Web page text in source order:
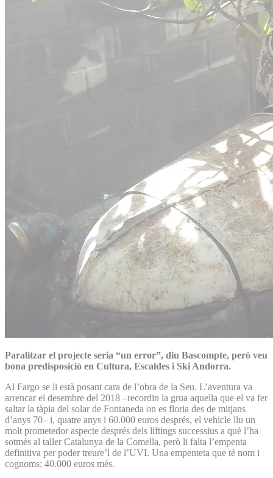
Paralitzar el projecte seria “un error”, diu Bascompte, però veu
bona predisposició en Cultura, Escaldes i Ski Andorra.
Al Fargo se li està posant cara de l’obra de la Seu. L’aventura va
arrencar el desembre del 2018 –recordin la grua aquella que el va fer
saltar la tàpia del solar de Fontaneda on es floria des de mitjans
d’anys 70– i, quatre anys i 60.000 euros després, el vehicle llu un
molt prometedor aspecte després dels líftings successius a què l’ha
sotmès al taller Catalunya de la Comella, però li falta l’empenta
definitiva per poder treure’l de l’UVI. Una empenteta que té nom i
cognoms: 40.000 euros més.